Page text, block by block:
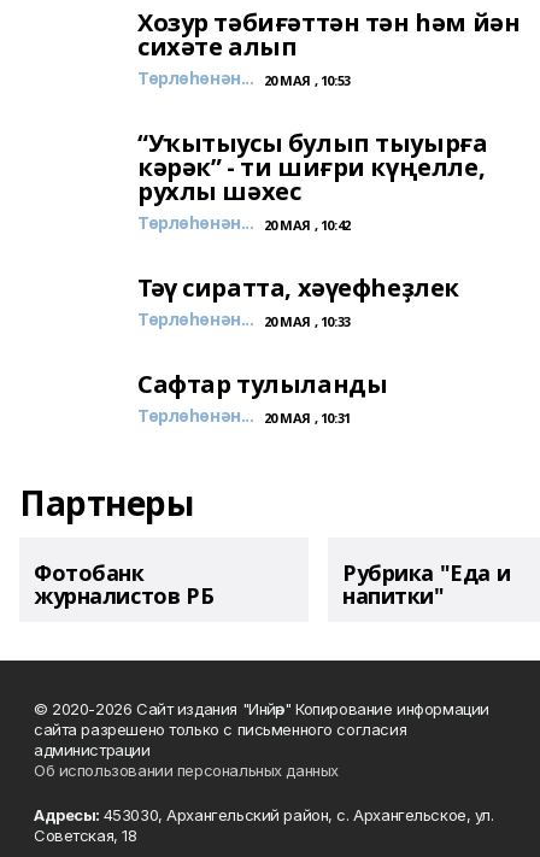
Хозур тәбиғәттән тән һәм йән
сихәте алып
Төрлөһөнән... 20 МАЯ , 10:53
“Уҡытыусы булып тыуырға
кәрәк” - ти шиғри күңелле,
рухлы шәхес
Төрлөһөнән... 20 МАЯ , 10:42
Тәү сиратта, хәүефһеҙлек
Төрлөһөнән... 20 МАЯ , 10:33
Сафтар тулыланды
Төрлөһөнән... 20 МАЯ , 10:31
Партнеры
Фотобанк
журналистов РБ
Рубрика "Еда и
напитки"
© 2020-2026 Сайт издания "Инйәр" Копирование информации
сайта разрешено только с письменного согласия
администрации
Об использовании персональных данных
Адресы: 453030, Архангельский район, с. Архангельское, ул.
Советская, 18